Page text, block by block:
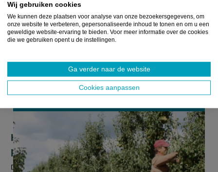
Wij gebruiken cookies
We kunnen deze plaatsen voor analyse van onze bezoekersgegevens, om
onze website te verbeteren, gepersonaliseerde inhoud te tonen en om u een
geweldige website-ervaring te bieden. Voor meer informatie over de cookies
die we gebruiken opent u de instellingen.
Ga verder naar de website
Cookies aanpassen
Hardfruittelers hoopvol over appel- en
perenjaar bij eerste pluk
De eerste peren stromen deze week de bewaarcellen binnen,